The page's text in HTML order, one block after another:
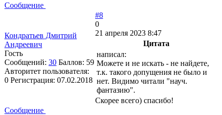
Сообщение
Кондратьев Дмитрий
Андреевич
Гость
Сообщений: 30 Баллов: 59
Авторитет пользователя:
0 Регистрация: 07.02.2018
#8
0
21 апреля 2023 8:47
Цитата
написал:
Можете и не искать - не найдете,
т.к. такого допущения не было и
нет. Видимо читали "науч.
фантазию".
Скорее всего) спасибо!
Сообщение